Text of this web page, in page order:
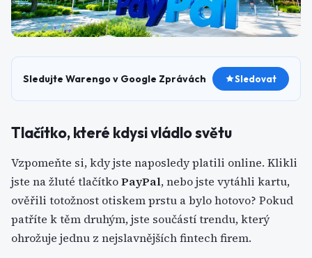
Sledujte Warengo v Google Zprávách Sledovat
Tlačítko, které kdysi vládlo světu
Vzpomeňte si, kdy jste naposledy platili online. Klikli
jste na žluté tlačítkoPayPal, nebo jste vytáhli kartu,
ověřili totožnost otiskem prstu a bylo hotovo? Pokud
patříte k těm druhým, jste součástí trendu, který
ohrožuje jednu z nejslavnějších fintech firem.